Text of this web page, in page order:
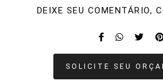
DEIXE SEU COMENTÁRIO,
SOLICITE SEU